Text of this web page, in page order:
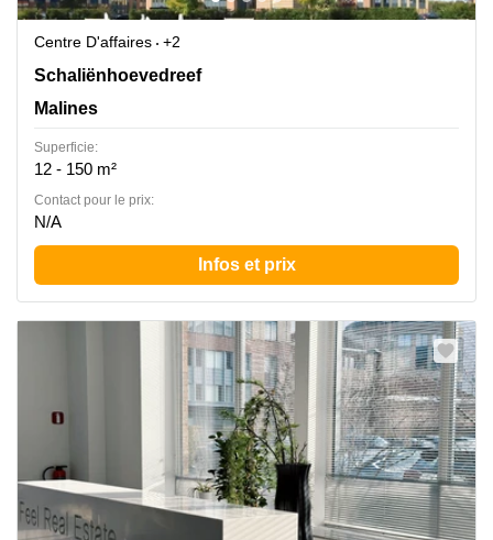
Centre D'affaires
+2
Schaliënhoevedreef 20T, Malines
Schaliënhoevedreef
Malines
Superficie:
12 - 150 m²
Contact pour le prix:
N/A
Infos et prix